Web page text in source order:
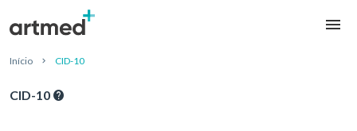
Início CID-10
CID-10